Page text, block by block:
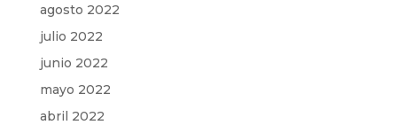
agosto 2022
julio 2022
junio 2022
mayo 2022
abril 2022